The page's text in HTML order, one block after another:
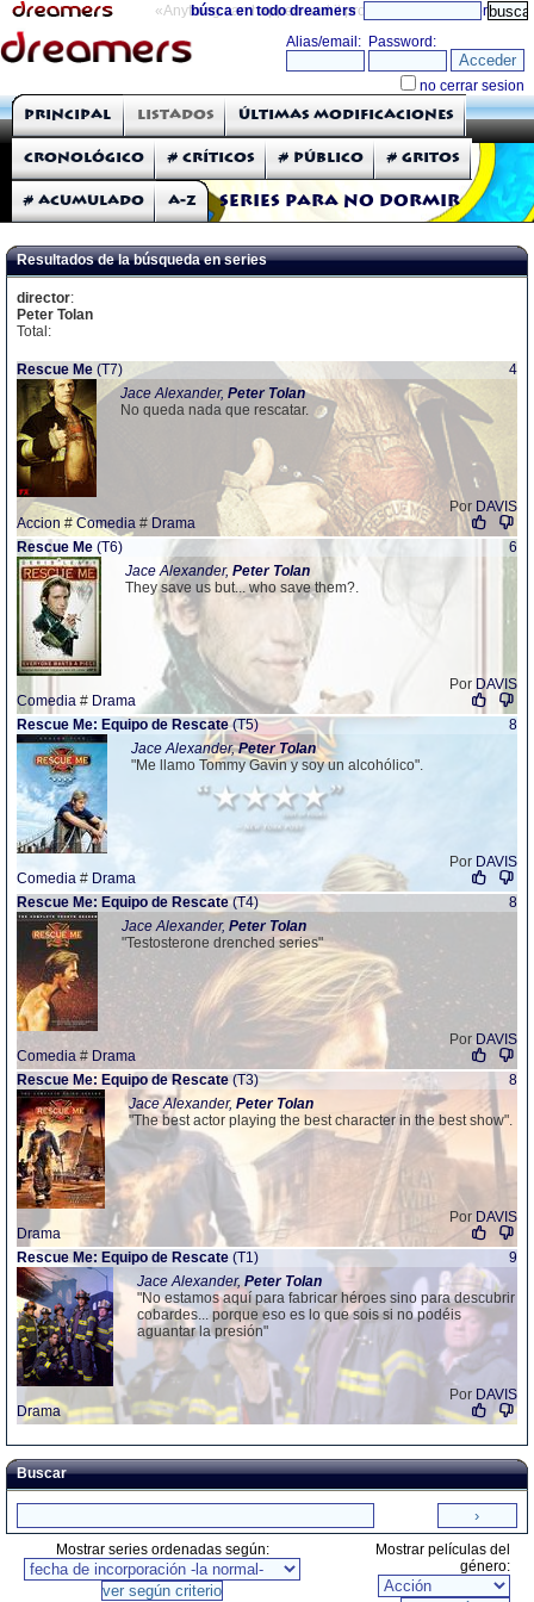
«Anything can happen and it probably will» directorio
búsca en todo dreamers
THE DREAMERS
Críticas: Series de TV
Series para no dormir
Principal Listados Últimas modificaciones
Cronológico # Críticos # Público # Gritos
# Acumulado A-Z
Resultados de la búsqueda en series
director:
Peter Tolan
Total:
Rescue Me (T7)
4
Jace Alexander, Peter Tolan
No queda nada que rescatar.
Por DAVIS
Accion #Comedia # Drama
Rescue Me (T6)
6
Jace Alexander, Peter Tolan
They save us but... who save them?.
Por DAVIS
Comedia # Drama
Rescue Me: Equipo de Rescate(T5)
8
Jace Alexander,Peter Tolan
"Me llamo Tommy Gavin y soy un alcohólico".
Por DAVIS
Comedia # Drama
Rescue Me: Equipo de Rescate(T4)
8
Jace Alexander, Peter Tolan
"Testosterone drenched series"
Por DAVIS
Comedia # Drama
Rescue Me: Equipo de Rescate (T3)
8
Jace Alexander, Peter Tolan
"The best actor playing the best character in the best show".
Por DAVIS
Drama
Rescue Me: Equipo de Rescate (T1)
9
Jace Alexander,Peter Tolan
"No estamos aquí para fabricar héroes sino para descubrir
cobardes... porque eso es lo que sois si no podéis
aguantar la presión"
Por DAVIS
Drama
Buscar
Mostrar series ordenadas según:
Mostrar películas del
género: